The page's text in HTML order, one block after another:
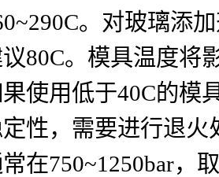
。对玻璃添
80C。模具温度将
使用低于40C的模
性，需要进行退火
在750~1250bar，